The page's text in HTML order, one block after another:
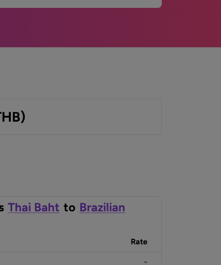
Thai Baht to Brazilian
Rate
-